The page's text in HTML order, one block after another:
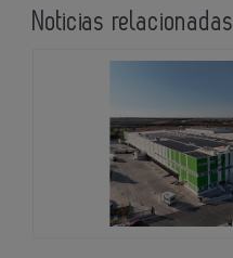
Noticias relacionadas